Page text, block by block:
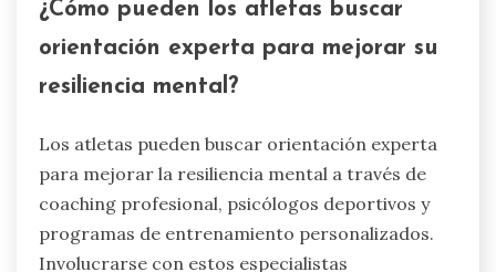
Los atletas deben evitar pensar en exceso,
descuidar la recuperación e ignorar los recursos
de salud mental. Estos errores pueden agravar
conduce a la parálisis en la toma de decisiones,
mientras que descuidar la recuperación puede
resultar en agotamiento. Ignorar los recursos
de salud mental impide a los atletas acceder a
estrategias de afrontamiento efectivas.